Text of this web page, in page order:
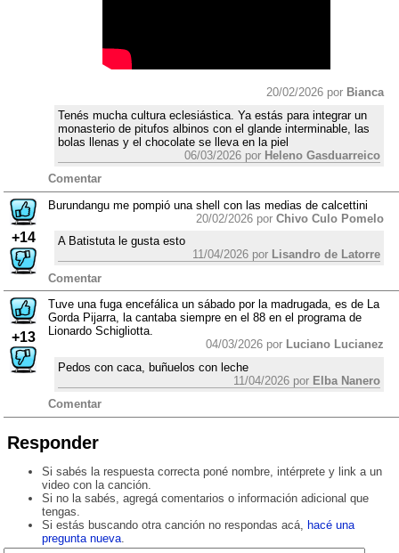
20/02/2026 por Bianca
Tenés mucha cultura eclesiástica. Ya estás para integrar un
monasterio de pitufos albinos con el glande interminable, las
bolas llenas y el chocolate se lleva en la piel
06/03/2026 por Heleno Gasduarreico
Comentar
+14
Burundangu me pompió una shell con las medias de calcettini
20/02/2026 por Chivo Culo Pomelo
A Batistuta le gusta esto
11/04/2026 por Lisandro de Latorre
Comentar
+13
Tuve una fuga encefálica un sábado por la madrugada, es de La
Gorda Pijarra, la cantaba siempre en el 88 en el programa de
Lionardo Schigliotta.
04/03/2026 por Luciano Lucianez
Pedos con caca, buñuelos con leche
11/04/2026 por Elba Nanero
Comentar
Responder
Si sabés la respuesta correcta poné nombre, intérprete y link a un
video con la canción.
Si no la sabés, agregá comentarios o información adicional que
tengas.
Si estás buscando otra canción no respondas acá, hacé una
pregunta nueva.